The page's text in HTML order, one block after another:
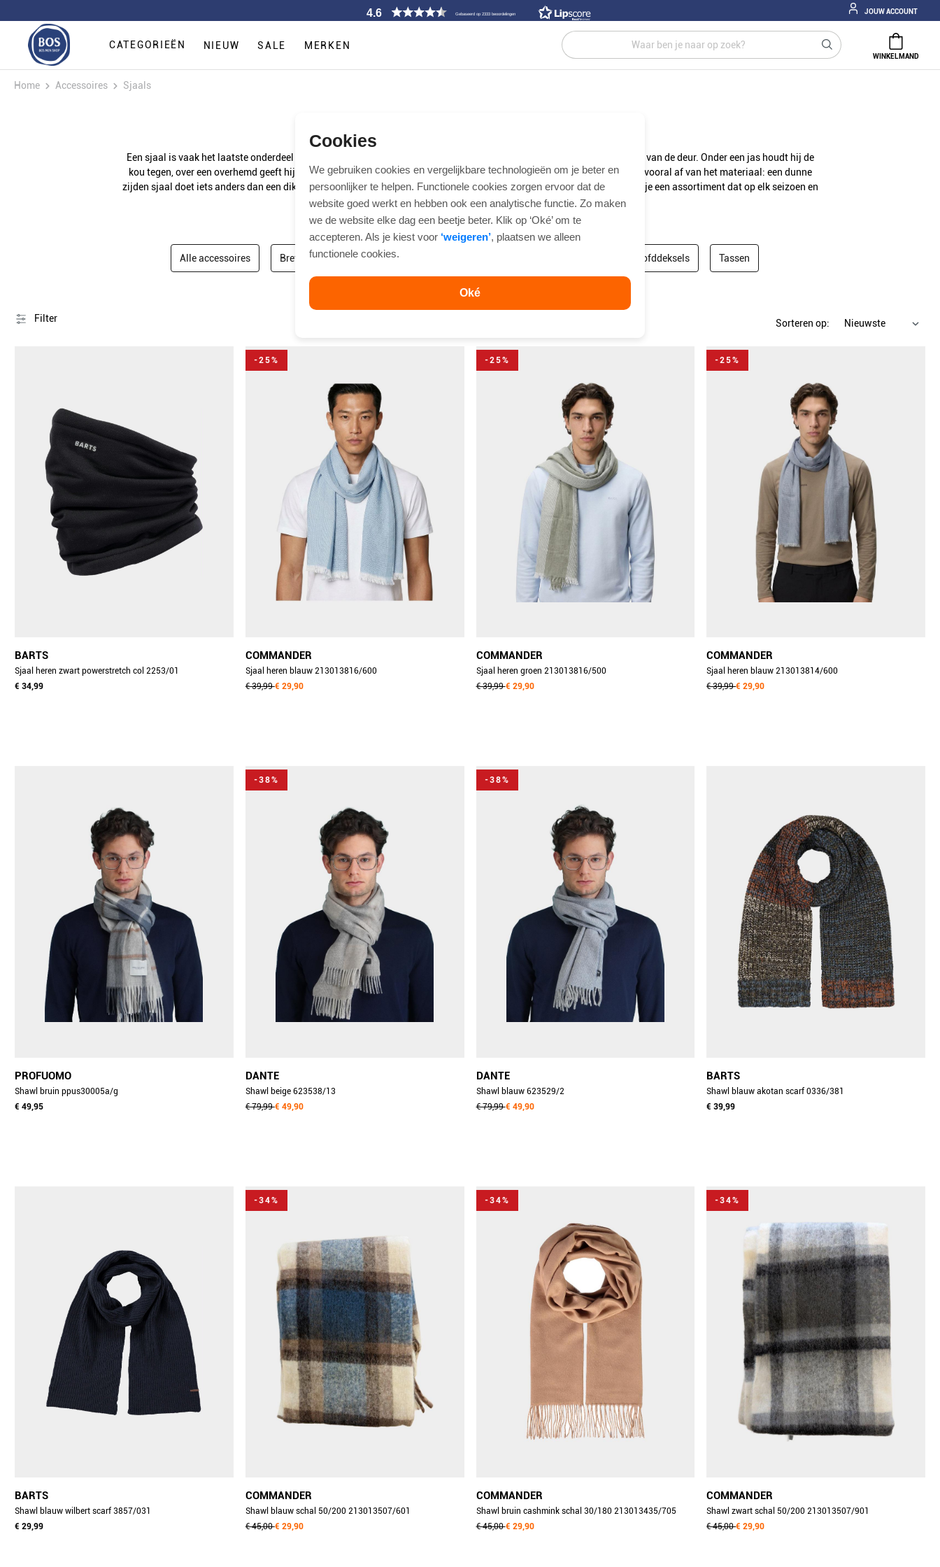
Cookies
We gebruiken cookies en vergelijkbare technologieën om je beter en
persoonlijker te helpen. Functionele cookies zorgen ervoor dat de
website goed werkt en hebben ook een analytische functie. Zo maken
we de website elke dag een beetje beter. Klik op ‘Oké’ om te
accepteren. Als je kiest voor ‘weigeren’, plaatsen we alleen
functionele cookies.
Oké
4.6 Gebaseerd op 2333 beoordelingen JOUW ACCOUNT
CATEGORIEËN NIEUW SALE MERKEN
WINKELMAND
Home Accessoires Sjaals
Een sjaal is vaak het laatste onderdeel van een outfit, maar wel het onderdeel dat het meest zichtbaar is bij het verlaten van de deur. Onder een jas houdt hij de
kou tegen, over een overhemd geeft hij een casual outfit net dat beetje extra afwerking. Welke sjaal daarbij past, hangt vooral af van het materiaal: een dunne
zijden sjaal doet iets anders dan een dikke kasjmier of wollen variant. Bij Bos Men Shop, ook wel bekend als shawl, vind je een assortiment dat op elk seizoen en
elke gelegenheid is afgestemd.
Alle accessoires Bretels Handschoenen Hoofddeksels Tassen
Sorteren op:
Filter HEREN SJAAL
BARTS
Sjaal heren zwart powerstretch col 2253/01
€ 34,99
-25%
COMMANDER
Sjaal heren blauw 213013816/600
€ 39,99€ 29,90
-25%
COMMANDER
Sjaal heren groen 213013816/500
€ 39,99€ 29,90
-25%
COMMANDER
Sjaal heren blauw 213013814/600
€ 39,99€ 29,90
PROFUOMO
Shawl bruin ppus30005a/g
€ 49,95
-38%
DANTE
Shawl beige 623538/13
€ 79,99€ 49,90
-38%
DANTE
Shawl blauw 623529/2
€ 79,99€ 49,90
BARTS
Shawl blauw akotan scarf 0336/381
€ 39,99
BARTS
Shawl blauw wilbert scarf 3857/031
€ 29,99
-34%
COMMANDER
Shawl blauw schal 50/200 213013507/601
€ 45,00€ 29,90
-34%
COMMANDER
Shawl bruin cashmink schal 30/180 213013435/705
€ 45,00€ 29,90
-34%
COMMANDER
Shawl zwart schal 50/200 213013507/901
€ 45,00€ 29,90